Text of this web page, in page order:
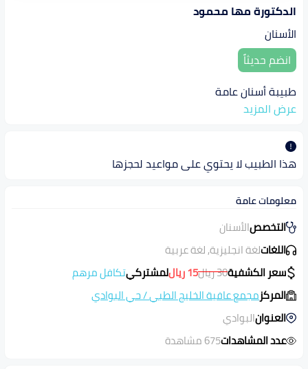
الدكتورة مها محمود
الأسنان
انضم حديثاً
طبيبة أسنان عامة
عرض المزيد
هذا الطبيب لا يحتوي على مواعيد لحجزها
معلومات عامة
التخصصالأسنان
اللغاتلغة انجليزية, لغة عربية
سعر الكشفية30ريال15رياللمشتركيتكافل مرهم
المركزمجمع عافية الخليج الطبي/حي البوادي
العنوانالبوادي
عدد المشاهدات675 مشاهدة